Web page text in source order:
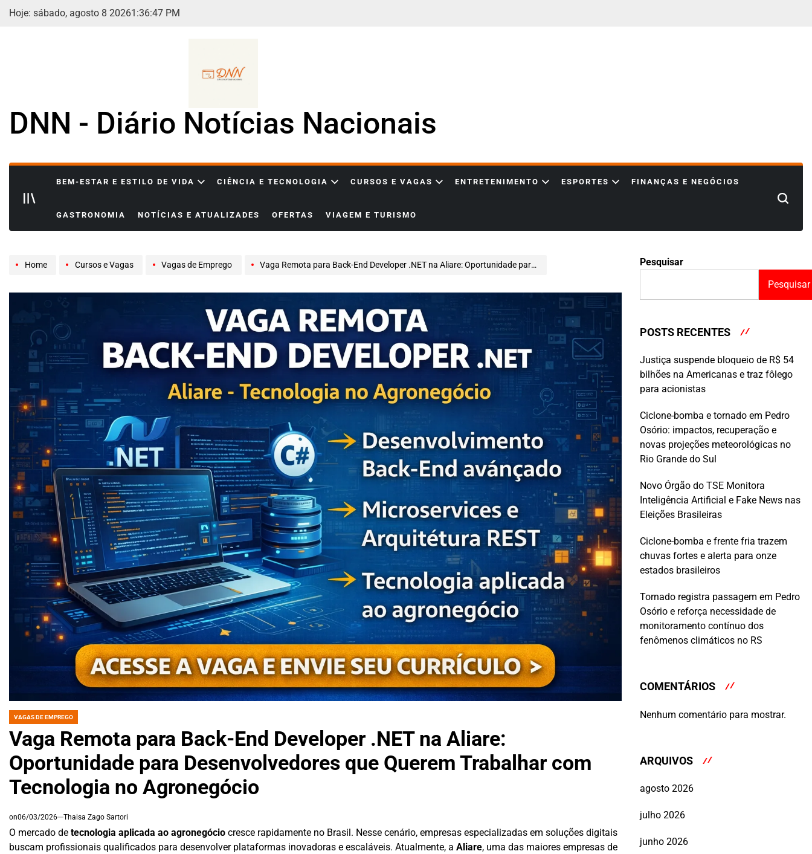
Skip
Hoje: sábado, agosto 8 20261 :36:48 PM
DNN - Diário Notícias Nacionais
BEM-ESTAR E ESTILO DE VIDA CIÊNCIA E TECNOLOGIA CURSOS E VAGAS ENTRETENIMENTO ESPORTES FINANÇAS E NEGÓCIOS
GASTRONOMIA NOTÍCIAS E ATUALIZADES OFERTAS VIAGEM E TURISMO
Search
Home Cursos e Vagas Vagas de Emprego Vaga Remota para Back-End Developer .NET na Aliare: Oportunidade para Desenvolvedores que Querem Trabalhar com Tecnologia no Agronegócio
POSTED
VAGAS DE EMPREGO
Vaga Remota para Back-End Developer .NET na Aliare:
Oportunidade para Desenvolvedores que Querem Trabalhar com
Tecnologia no Agronegócio
on06/03/2026 Thaisa Zago Sartori
O mercado de tecnologia aplicada ao agronegócio cresce rapidamente no Brasil. Nesse cenário, empresas especializadas em soluções digitais
buscam profissionais qualificados para desenvolver plataformas inovadoras e escaláveis. Atualmente, a Aliare, uma das maiores empresas de
Pesquisar
Pesquisar
POSTS RECENTES
Justiça suspende bloqueio de R$ 54
bilhões na Americanas e traz fôlego
para acionistas
Ciclone-bomba e tornado em Pedro
Osório: impactos, recuperação e
novas projeções meteorológicas no
Rio Grande do Sul
Novo Órgão do TSE Monitora
Inteligência Artificial e Fake News nas
Eleições Brasileiras
Ciclone-bomba e frente fria trazem
chuvas fortes e alerta para onze
estados brasileiros
Tornado registra passagem em Pedro
Osório e reforça necessidade de
monitoramento contínuo dos
fenômenos climáticos no RS
COMENTÁRIOS
Nenhum comentário para mostrar.
ARQUIVOS
agosto 2026
julho 2026
junho 2026